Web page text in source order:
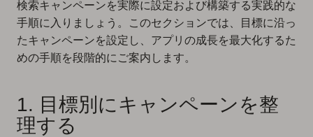
検索キャンペーンを実際に設定および構築する実践的な
手順に入りましょう。このセクションでは、目標に沿っ
たキャンペーンを設定し、アプリの成長を最大化するた
めの手順を段階的にご案内します。
1. 目標別にキャンペーンを整
理する